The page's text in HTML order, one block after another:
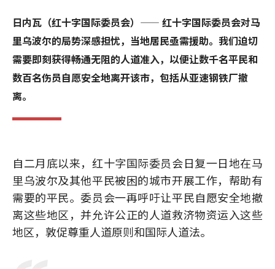
日内瓦（红十字国际委员会）—— 红十字国际委员会对马
里乌波尔的局势深感担忧，当地居民亟需援助。我们迫切
需要即刻获得畅通无阻的人道准入，以便让数千名平民和
数百名伤员自愿安全地离开该市，包括从亚速钢铁厂撤
离。
自二月底以来，红十字国际委员会日复一日地在马
里乌波尔及其他平民被困的城市开展工作，帮助有
需要的平民。委员会一再呼吁让平民自愿安全地撤
离这些地区，并允许公正的人道救济物资运入这些
地区，敦促尊重人道原则和国际人道法。